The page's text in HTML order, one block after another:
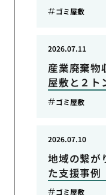
ゴミ屋敷
産業廃棄物
屋敷と２ト
2026.07.11
ゴミ屋敷
地域の繋が
た支援事例
2026.07.10
ゴミ屋敷